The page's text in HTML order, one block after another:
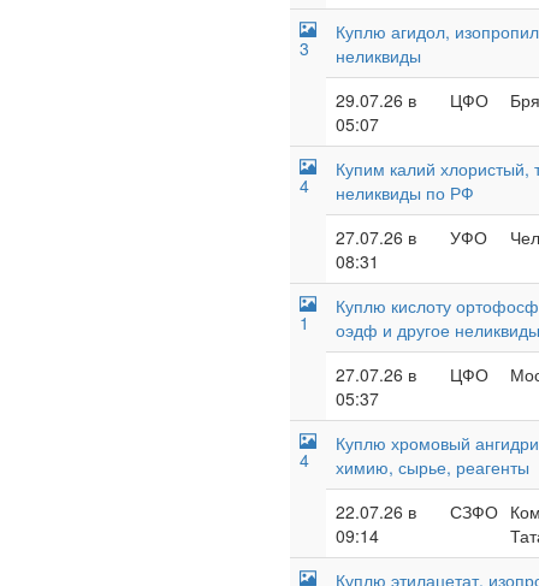
3
Куплю агидол,
неликвиды
29.07.26 в
05:07
ЦФО
4
Купим калий хлористый,
неликвиды по РФ
27.07.26 в
08:31
УФО
1
Куплю кислоту
оэдф и другое
27.07.26 в
05:37
ЦФО
4
Куплю хромовый
химию, сырье, реагенты
22.07.26 в
09:14
СЗФО
Куплю этилацетат,